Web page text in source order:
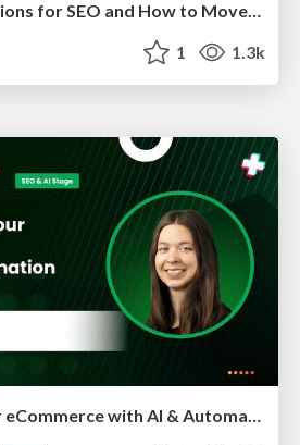
1 1.3k
How to Grow Your eCommerce with AI & Automation